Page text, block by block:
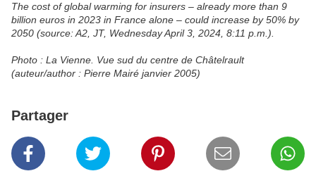
The cost of global warming for insurers – already more than 9
billion euros in 2023 in France alone – could increase by 50% by
2050 (source: A2, JT, Wednesday April 3, 2024, 8:11 p.m.).
Photo : La Vienne. Vue sud du centre de Châtelrault
(auteur/author : Pierre Mairé janvier 2005)
Partager